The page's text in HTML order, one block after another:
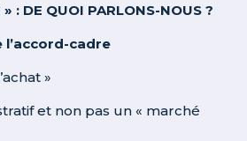
» : DE QUOI PARLONS-NOUS ?
cadre
»
et non pas un « marché